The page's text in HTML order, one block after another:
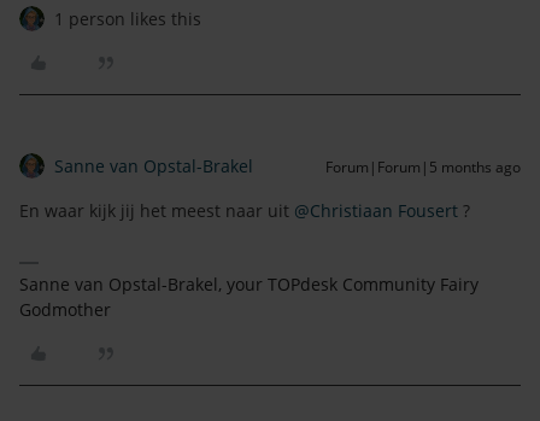
1 person likes this
Sanne van Opstal-Brakel Forum|Forum|5 months ago
En waar kijk jij het meest naar uit ​ @Christiaan Fousert ?
Sanne van Opstal-Brakel, your TOPdesk Community Fairy
Godmother